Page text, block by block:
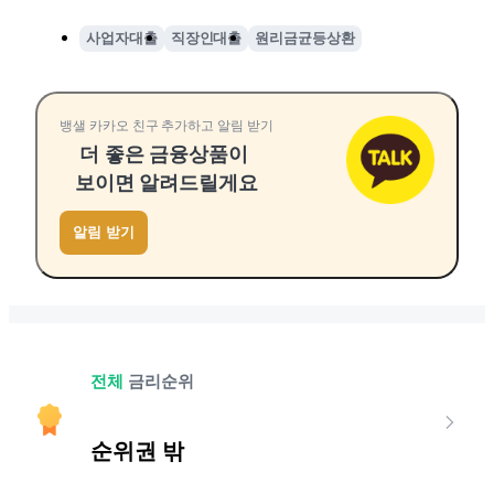
사업자대출 직장인대출 원리금균등상환
뱅샐 카카오 친구 추가하고 알림 받기
더 좋은 금융상품이
보이면 알려드릴게요
알림 받기
전체 금리순위
순위권 밖